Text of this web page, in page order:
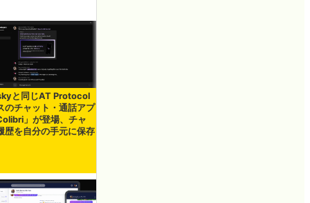
と同じAT Protocol
のチャット・通話アプ
」が登場、チャ
歴を自分の手元に保存